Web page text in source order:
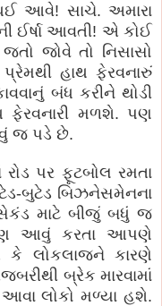
આવે! સાચે. અમારા
ઈર્ષા આવતી! એ કોઈ
જોવે તો નિસાસો
હાથ ફેરવનારું
બંધ કરીને થોડી
ફેરવનારી મળશે. પણ
જ પડે છે.
પર ફૂટબોલ રમતા
બુટેડ બિઝનેસમેનના
માટે બીજું બધું જ
આવું કરતા આપણે
લોકલાજને કારણે
બ્રેક મારવામાં
લોકો મળ્યા હશે.